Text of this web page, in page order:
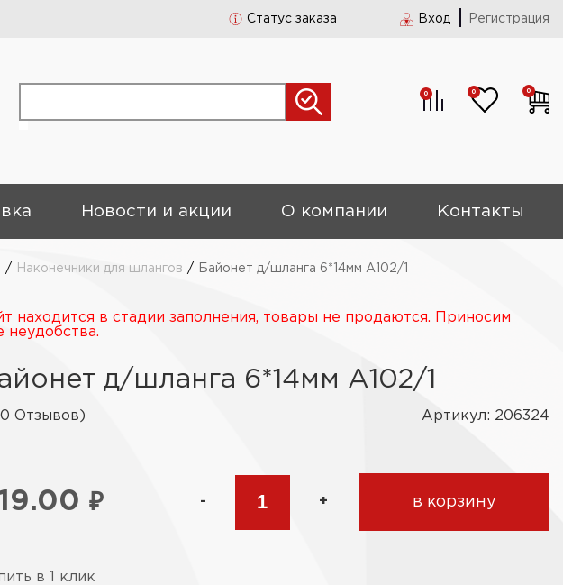
Статус заказа Вход Регистрация
0 0 0
Новости и акции О компании Контакты
/ Наконечники для шлангов / Байонет д/шланга 6*14мм А102/1
в стадии заполнения, товары не продаются. Приносим
неудобства.
д/шланга 6*14мм А102/1
Отзывов) Артикул: 206324
₽ - + в корзину
в 1 клик